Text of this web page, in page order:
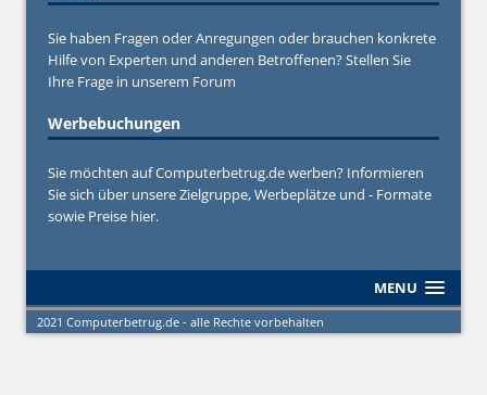
Sie haben Fragen oder Anregungen oder brauchen konkrete
Hilfe von Experten und anderen Betroffenen? Stellen Sie
Ihre Frage in unserem Forum
Werbebuchungen
Sie möchten auf Computerbetrug.de werben? Informieren
Sie sich über unsere Zielgruppe, Werbeplätze und - Formate
sowie Preise hier.
MENU
2021 Computerbetrug.de - alle Rechte vorbehalten